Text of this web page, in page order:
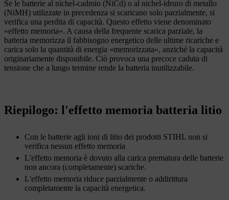
Se le batterie al nichel-cadmio (NiCd) o al nichel-idruro di metallo
(NiMH) utilizzate in precedenza si scaricano solo parzialmente, si
verifica una perdita di capacità. Questo effetto viene denominato
«effetto memoria». A causa della frequente scarica parziale, la
batteria memorizza il fabbisogno energetico delle ultime ricariche e
carica solo la quantità di energia «memorizzata», anziché la capacità
originariamente disponibile. Ciò provoca una precoce caduta di
tensione che a lungo termine rende la batteria inutilizzabile.
Riepilogo: l'effetto memoria batteria litio
Con le batterie agli ioni di litio dei prodotti STIHL non si
verifica nessun effetto memoria
L'effetto memoria è dovuto alla carica prematura delle batterie
non ancora (completamente) scariche.
L'effetto memoria riduce parzialmente o addirittura
completamente la capacità energetica.